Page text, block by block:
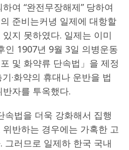
여 “완전무장해제” 당하여
준비는커녕 일제에 대항할
지 못하였다. 일제는 이미
인 1907년 9월 3일 의병운동
및 화약류 단속법」을 제정
·화약의 휴대나 운반을 법
자를 투옥했다.
속법을 더욱 강화해서 집행
반하는 경우에는 가혹한 고
그러므로 일제하 한국 국내